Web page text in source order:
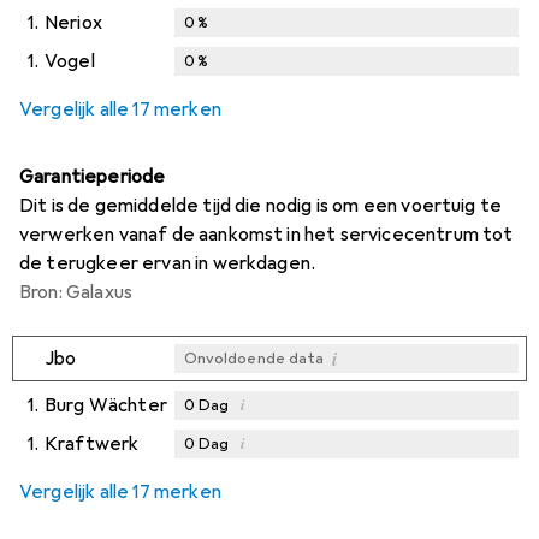
1. Neriox 0%
1. Vogel 0%
Vergelijk alle 17 merken
Garantieperiode
Dit is de gemiddelde tijd die nodig is om een voertuig te
verwerken vanaf de aankomst in het servicecentrum tot
de terugkeer ervan in werkdagen.
Bron: Galaxus
Jbo Onvoldoende data i
1. Burg Wächter 0 Dag i
1. Kraftwerk 0 Dag i
Vergelijk alle 17 merken